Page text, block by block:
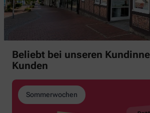
Beliebt bei unseren
Kunden
Sommerwochen